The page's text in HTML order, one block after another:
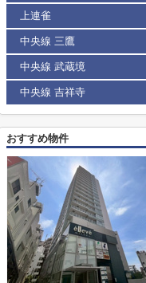
上連雀
中央線 三鷹
中央線 武蔵境
中央線 吉祥寺
おすすめ物件